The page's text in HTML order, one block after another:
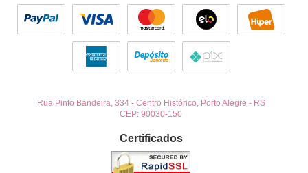
Rua Pinto Bandeira, 334- Centro Histórico, Porto Alegre - RS
CEP: 90030-150
Certificados